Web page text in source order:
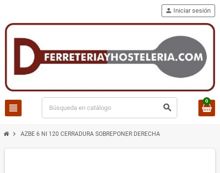
view_headline search
person Iniciar sesión
0
chevron_right AZBE 6 NI 120 CERRADURA SOBREPONER DERECHA